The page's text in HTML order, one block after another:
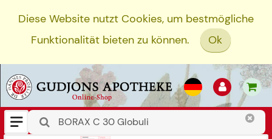
Diese Website nutzt Cookies, um bestmögliche
Funktionalität bieten zu können.
Ok